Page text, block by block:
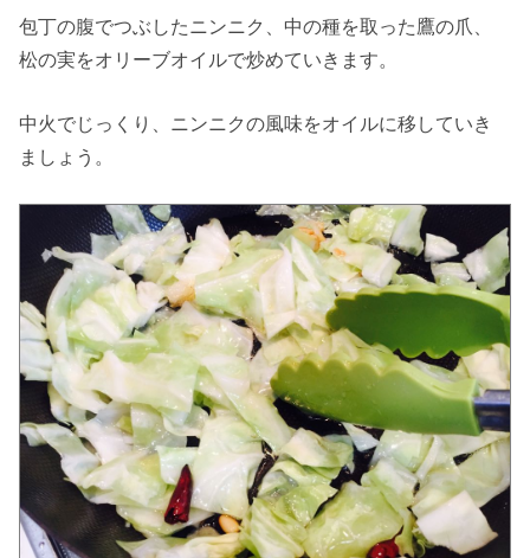
包丁の腹でつぶしたニンニク、中の種を取った鷹の爪、
松の実をオリーブオイルで炒めていきます。
中火でじっくり、ニンニクの風味をオイルに移していき
ましょう。